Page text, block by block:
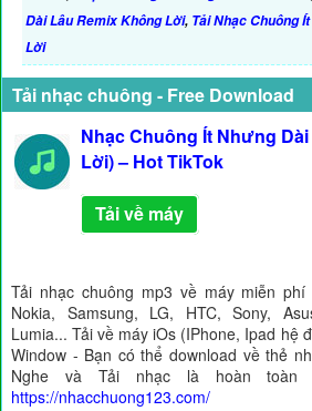
Dài Lâu Remix Không Lời, Tải Nhạc Chuông
Lời
Tải nhạc chuông - Free Download
Nhạc Chuông Ít Nhưng
Lời) – Hot TikTok
Tải về máy
Tải nhạc chuông mp3 về máy miễn phí
Nokia, Samsung, LG, HTC, Sony,
Lumia... Tải về máy iOs (IPhone, Ipad hệ
Window - Bạn có thể download về thẻ
Nghe và Tải nhạc là hoàn toàn
https://nhacchuong123.com/